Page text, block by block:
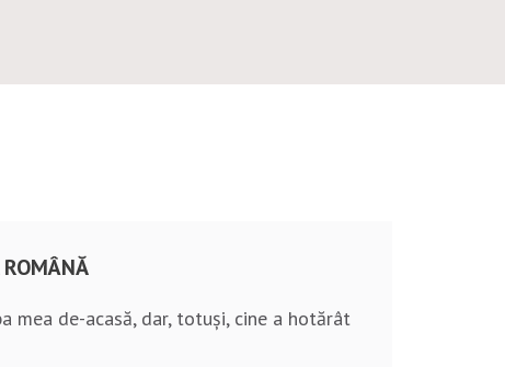
mea de-acasă, dar, totuși, cine a hotărât